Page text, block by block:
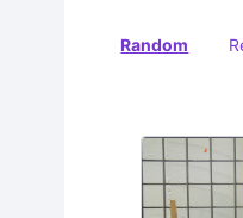
Random